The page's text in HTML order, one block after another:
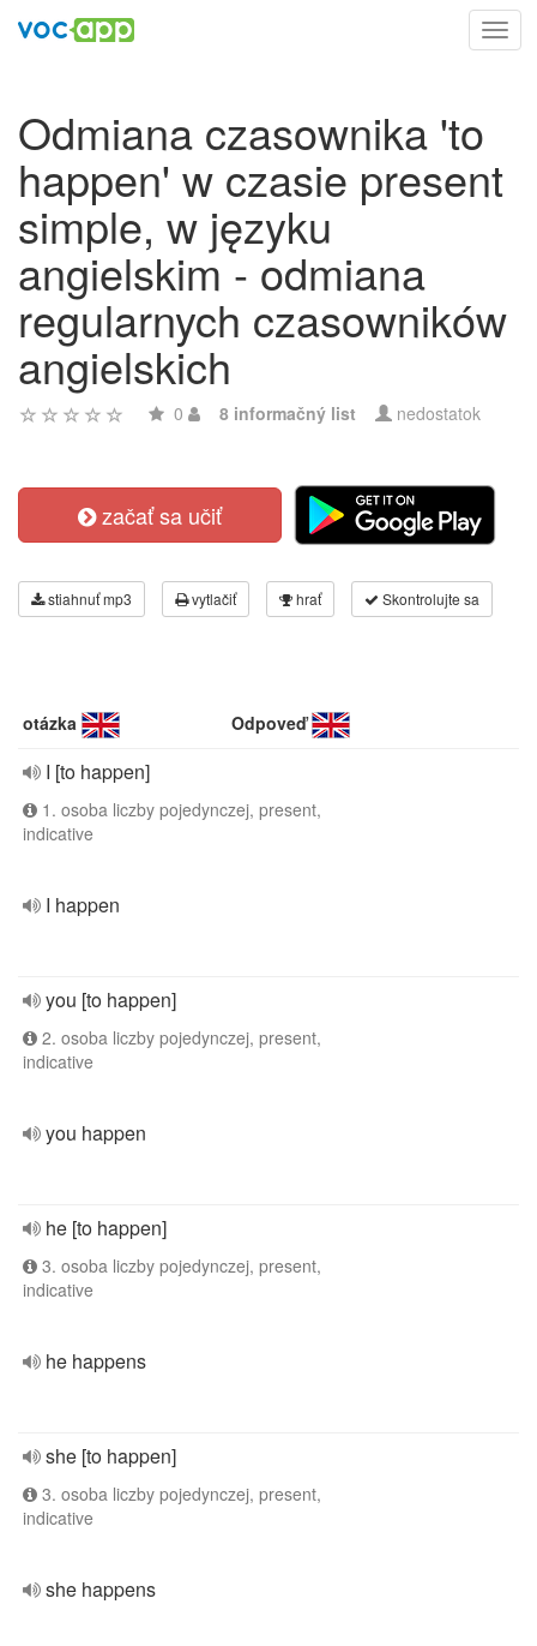
Odmiana czasownika 'to
happen' w czasie present
simple, w języku
angielskim - odmiana
regularnych czasowników
angielskich
0 8 informačný list nedostatok
začať sa učiť
stiahnuť mp3 vytlačiť hrať Skontrolujte sa
otázka Odpoveď
I [to happen]
1. osoba liczby pojedynczej, present,
indicative
I happen
you [to happen]
2. osoba liczby pojedynczej, present,
indicative
you happen
he [to happen]
3. osoba liczby pojedynczej, present,
indicative
he happens
she [to happen]
3. osoba liczby pojedynczej, present,
indicative
she happens